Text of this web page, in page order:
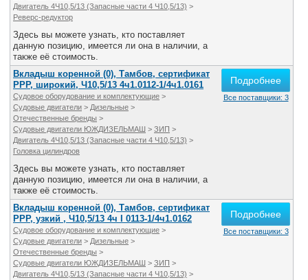
Двигатель 4Ч10,5/13 (Запасные части 4 Ч10,5/13) >
Реверс-редуктор
Здесь вы можете узнать, кто поставляет
данную позицию, имеется ли она в наличии, а
также её стоимость.
Вкладыш коренной (0), Тамбов, сертификат
РРР, широкий, Ч10,5/13 4ч1.0112-1/4ч1.0161
Судовое оборудование и комплектующие >
Судовые двигатели > Дизельные >
Отечественные бренды >
Судовые двигатели ЮЖДИЗЕЛЬМАШ > ЗИП >
Двигатель 4Ч10,5/13 (Запасные части 4 Ч10,5/13) >
Головка цилиндров
Здесь вы можете узнать, кто поставляет
данную позицию, имеется ли она в наличии, а
также её стоимость.
Подробнее
Все поставщики: 3
Вкладыш коренной (0), Тамбов, сертификат
РРР, узкий , Ч10,5/13 4ч I 0113-1/4ч1.0162
Судовое оборудование и комплектующие >
Судовые двигатели > Дизельные >
Отечественные бренды >
Судовые двигатели ЮЖДИЗЕЛЬМАШ > ЗИП >
Двигатель 4Ч10,5/13 (Запасные части 4 Ч10,5/13) >
Подробнее
Все поставщики: 3